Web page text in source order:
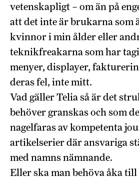
vetenskapligt – om än på
att det inte är brukarna som
kvinnor i min ålder eller
teknikfreakarna som har
menyer, displayer,
deras fel, inte mitt.
Vad gäller Telia så är det
behöver granskas och som
nagelfaras av kompetenta
artikelserier där ansvariga
med namns nämnande.
Eller ska man behöva åka